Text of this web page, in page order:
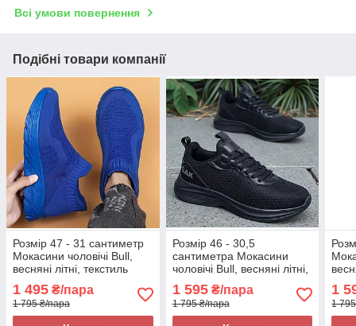
Всі умови повернення
Подібні товари компанії
Розмір 47 - 31 сантиметр
Мокасини чоловічі Bull,
весняні літні, текстиль
піни, легкі і зручні
1 495 ₴/пара
1 795 ₴/пара
Розмір 46 - 30,5
сантиметра Мокасини
чоловічі Bull, весняні літні,
підошві з піни, легкі і
зручні
1 595₴/пара
1 795 ₴/пара
1
1